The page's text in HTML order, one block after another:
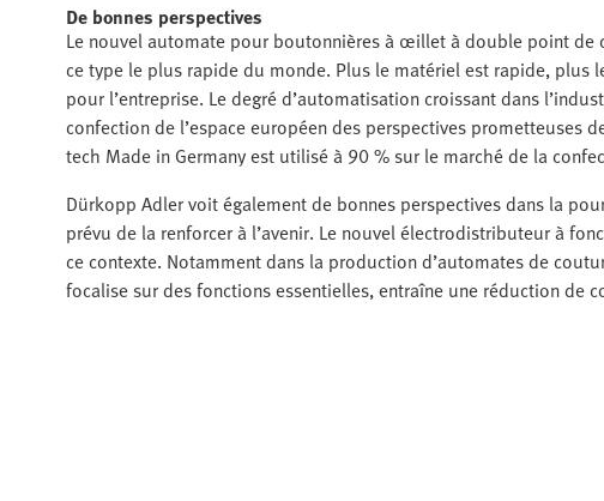
De bonnes perspectives
Le nouvel automate pour boutonnières à œillet à double point de
ce type le plus rapide du monde. Plus le matériel est rapide, plus
pour l’entreprise. Le degré d’automatisation croissant dans
confection de l’espace européen des perspectives prometteuses
tech Made in Germany est utilisé à 90 % sur le marché de la
Dürkopp Adler voit également de bonnes perspectives dans la
prévu de la renforcer à l’avenir. Le nouvel électrodistributeur à
ce contexte. Notamment dans la production d’automates de
focalise sur des fonctions essentielles, entraîne une réduction de